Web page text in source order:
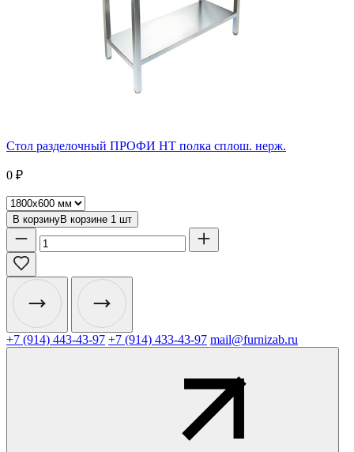
Стол разделочный ПРОФИ НТ полка сплош. нерж.
0 ₽
В корзинуВ корзине 1 шт
+7 (914) 443-43-97 +7 (914) 433-43-97 mail@furnizab.ru